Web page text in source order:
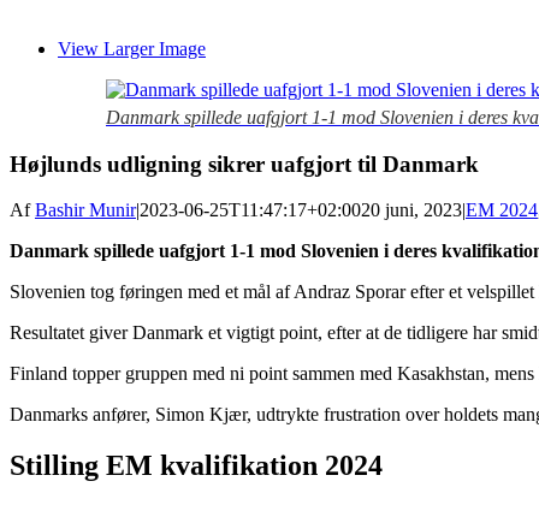
View Larger Image
Danmark spillede uafgjort 1-1 mod Slovenien i deres
Højlunds udligning sikrer uafgjort til Danmark
AfBashir Munir|2023-06-25T11:47:17+02:0020 juni, 2023|EM 2024
Danmark spillede uafgjort 1-1 mod Slovenien i deres
Slovenien tog føringen med et mål af Andraz Sporar efter et
Resultatet giver Danmark et vigtigt point, efter at de tidligere har
Finland topper gruppen med ni point sammen med Kasakhstan,
Danmarks anfører, Simon Kjær, udtrykte frustration over holdets
Stilling EM kvalifikation 2024